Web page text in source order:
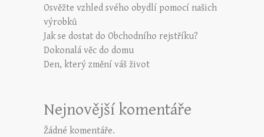
Osvěžte vzhled svého obydlí pomocí našich
výrobků
Jak se dostat do Obchodního rejstříku?
Dokonalá věc do domu
Den, který změní váš život
Nejnovější komentáře
Žádné komentáře.